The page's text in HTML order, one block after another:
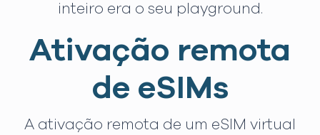
inteiro era o seu playground.
Ativação remota
de eSIMs
A ativação remota de um eSIM virtual